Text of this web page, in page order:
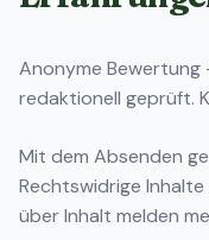
Anonyme
redaktionell geprüft.
Mit dem Absenden
Rechtswidrige
überInhalt melden